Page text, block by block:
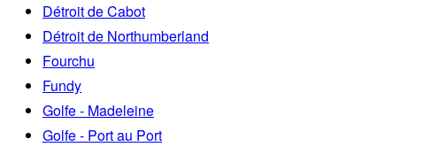
Détroit de Cabot
Détroit de Northumberland
Fourchu
Fundy
Golfe - Madeleine
Golfe - Port au Port